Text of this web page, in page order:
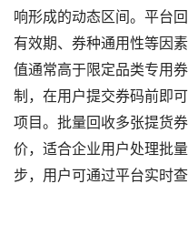
响形成的动态区间。平台
有效期、券种通用性等因
值通常高于限定品类专用券
制，在用户提交券码前即
项目。批量回收多张提货
价，适合企业用户处理批
步，用户可通过平台实时